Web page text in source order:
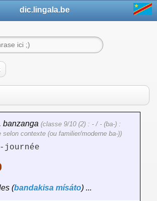
dic.lingala.be
banzanga (classe 9/10 (2) : - / - (ba-) :
selon contexte (ou familier/moderne ba-))
(bandakisa mísáto) ...